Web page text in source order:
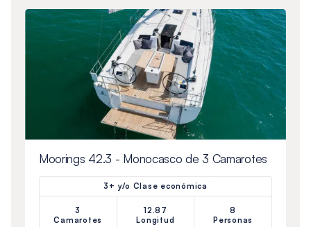
Moorings 42.3 - Monocasco de 3 Camarotes
3+ y/o Clase económica
3
Camarotes
12.87
Longitud
8
Personas